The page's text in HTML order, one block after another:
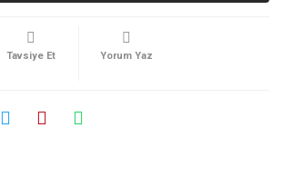
Tavsiye Et Yorum Yaz